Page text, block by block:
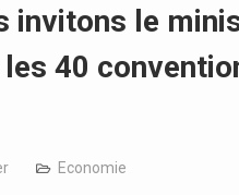
invitons le
40
Economie